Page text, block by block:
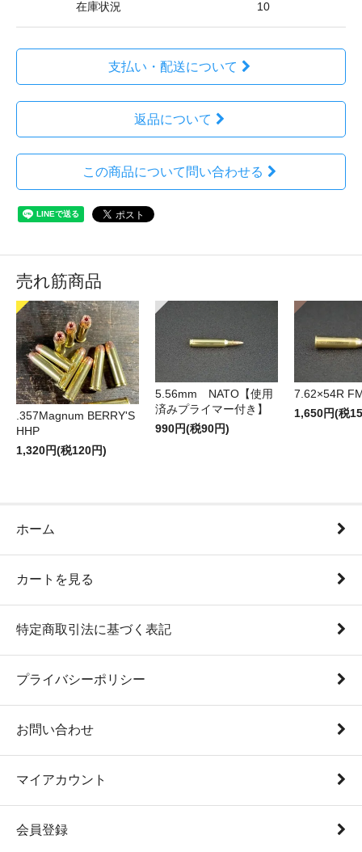
在庫状況 10
支払い・配送について
返品について
この商品について問い合わせる
売れ筋商品
.357Magnum BERRY'S
HHP
1,320円(税120円)
5.56mm NATO【使用
済みプライマー付き】
990円(税90円)
7.62×54R
1,650円(税
ホーム
カートを見る
特定商取引法に基づく表記
プライバシーポリシー
お問い合わせ
マイアカウント
会員登録